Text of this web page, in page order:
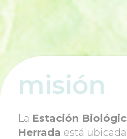
misión
La Estación
Herrada está